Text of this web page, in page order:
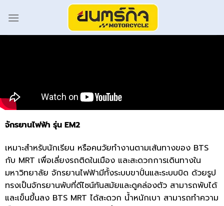
จักรยานไฟฟ้า รุ่น EM2
เหมาะสำหรับนักเรียน หรือคนวัยทำงานตามเส้นทางของ BTS
กับ MRT เพื่อเลี่ยงรถติดในเมือง และสะดวกการเดินทางใน
มหาวิทยาลัย จักรยานไฟฟ้ามีทั้งระบบขาปั่นและระบบบิด ด้วยรูป
ทรงเป็นจักรยานพับที่ดีไซน์ทันสมัยและดูคล่องตัว สามารถพับได้
และเข็นขึ้นลง BTS MRT ได้สะดวก น้ำหนักเบา สามารถทำความ